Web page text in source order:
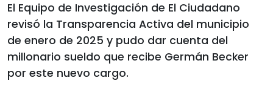
El Equipo de Investigación de El Ciudadano
revisó la Transparencia Activa del municipio
de enero de 2025 y pudo dar cuenta del
millonario sueldo que recibe Germán Becker
por este nuevo cargo.